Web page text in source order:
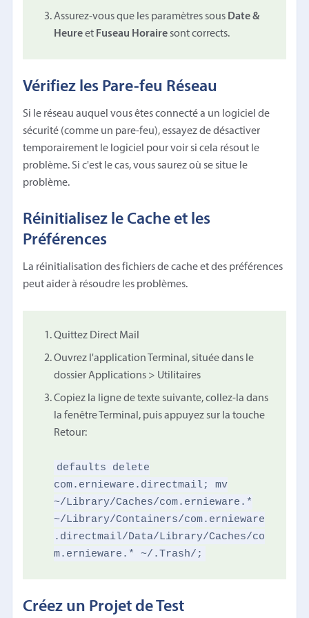
Assurez-vous que les paramètres sous Date &
Heureet Fuseau Horairesont corrects.
Vérifiez les Pare-feu Réseau
Si le réseau auquel vous êtes connecté a un logiciel de
sécurité (comme un pare-feu), essayez de désactiver
temporairement le logiciel pour voir si cela résout le
problème. Si c'est le cas, vous saurez où se situe le
problème.
Réinitialisez le Cache et les
Préférences
La réinitialisation des fichiers de cache et des préférences
peut aider à résoudre les problèmes.
Quittez Direct Mail
Ouvrez l'application Terminal, située dans le
dossier Applications > Utilitaires
Copiez la ligne de texte suivante, collez-la dans
la fenêtre Terminal, puis appuyez sur la touche
Retour:
defaults delete
com.ernieware.directmail; mv
~/Library/Caches/com.ernieware.*
~/Library/Containers/com.ernieware
.directmail/Data/Library/Caches/co
m.ernieware.* ~/.Trash/;
Créez un Projet de Test